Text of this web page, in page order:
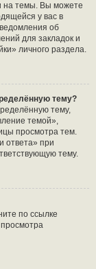
на темы. Вы можете
у вас в
об
для закладок и
личного раздела.
тему?
тему,
темой»,
просмотра тем.
ответа» при
тему.
по ссылке